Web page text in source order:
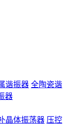
谐振器 全陶瓷谐
器
晶体振荡器 压控